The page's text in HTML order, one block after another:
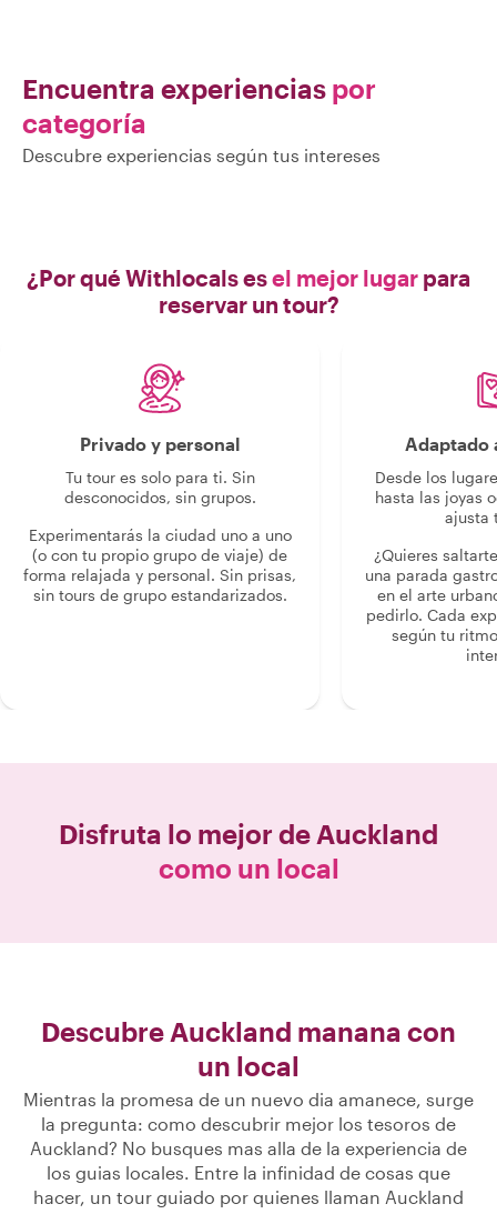
Encuentra experiencias por
categoría
Descubre experiencias según tus intereses
¿Por qué Withlocals esel mejor lugar para
reservar un tour?
Privado y personal
Tu tour es solo para ti. Sin
desconocidos, sin grupos.
Experimentarás la ciudad uno a uno
(o con tu propio grupo de viaje) de
forma relajada y personal. Sin prisas,
sin tours de grupo estandarizados.
Adaptado
Desde los
hasta las joyas
ajusta
¿Quieres
una parada
en el arte
pedirlo. Cada
según tu
Disfruta lo mejor de Auckland
como un local
Descubre Auckland manana con
un local
Mientras la promesa de un nuevo dia amanece, surge
la pregunta: como descubrir mejor los tesoros de
Auckland? No busques mas alla de la experiencia de
los guias locales. Entre la infinidad de cosas que
hacer, un tour guiado por quienes llaman Auckland